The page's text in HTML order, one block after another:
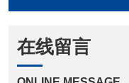
在线留言